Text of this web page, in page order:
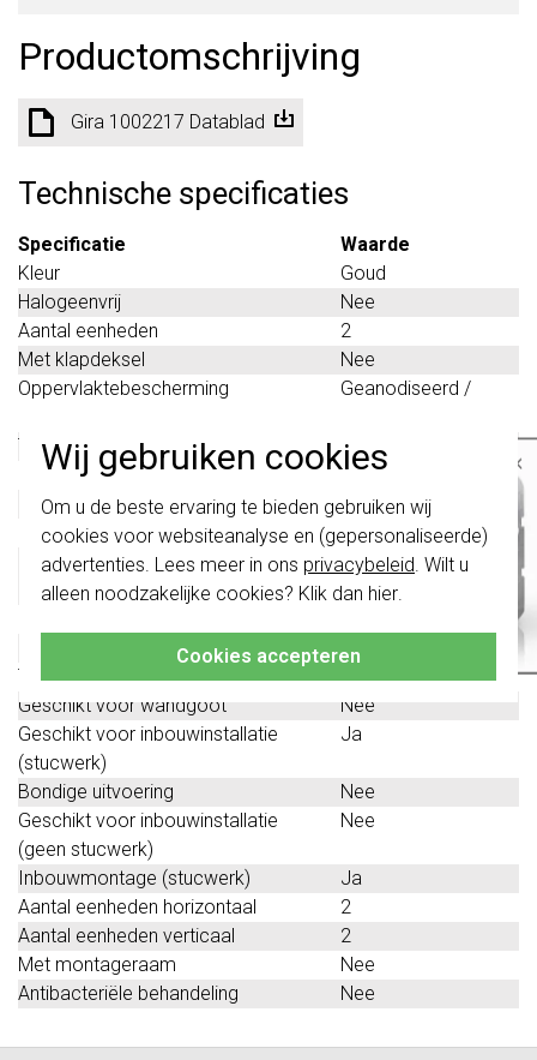
Wij gebruiken cookies
Om u de beste ervaring te bieden gebruiken wij
cookies voor websiteanalyse en (gepersonaliseerde)
advertenties. Lees meer in ons privacybeleid. Wilt u
alleen noodzakelijke cookies? Klik dan hier.
Cookies accepteren
Productomschrijving
Gira 1002217 Datablad
Technische specificaties
Specificatie
Waarde
Kleur
Goud
Halogeenvrij
Nee
Aantal eenheden
2
Met klapdeksel
Nee
Oppervlaktebescherming
Geanodiseerd /
Tekstveld/beschrijvingsvlak
Nee
Materiaalkwaliteit
Aluminium
Materiaal
Metaal
Bevestigingswijze
Klembevestiging
Montagerichting
Horizontaal en
verticaal
Geschikt voor vloerpot
Nee
Transparant
Nee
Geschikt voor wandgoot
Nee
Geschikt voor inbouwinstallatie
(stucwerk)
Ja
Bondige uitvoering
Nee
Geschikt voor inbouwinstallatie
(geen stucwerk)
Nee
Inbouwmontage (stucwerk)
Ja
Aantal eenheden horizontaal
2
Aantal eenheden verticaal
2
Met montageraam
Nee
Antibacteriële behandeling
Nee
×
schakelwippen zijn vernieuwd. Ze zijn
niette combineren met de schakelaars
van vóór augustus 2024.
Klik hiervoor meer informatie, zodat je